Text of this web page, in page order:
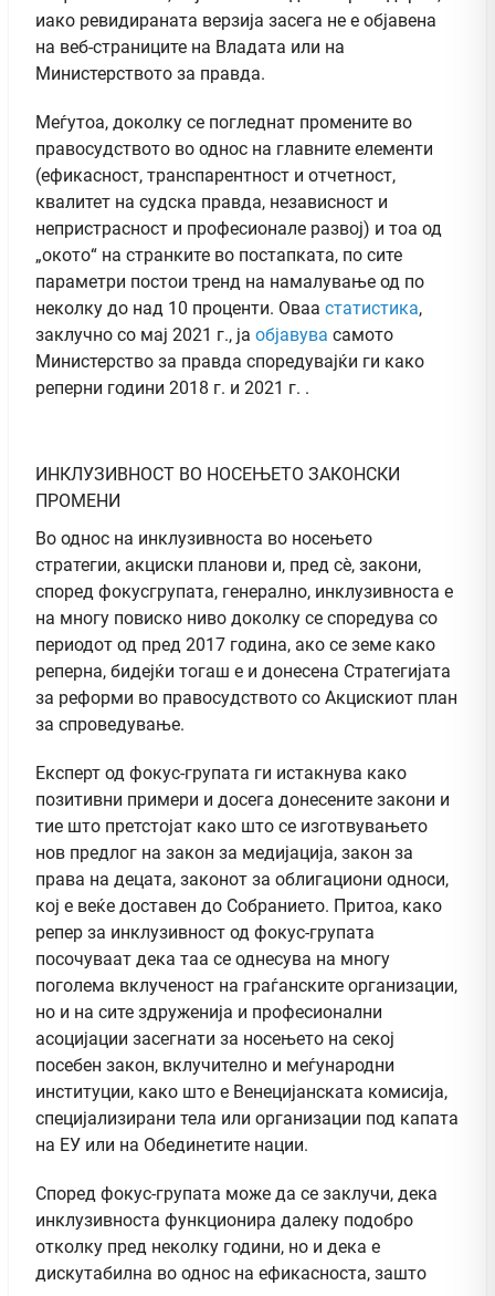
иако ревидираната верзија засега не е објавена
на веб-страниците на Владата или на
Министерството за правда.
Меѓутоа, доколку се погледнат промените во
правосудството во однос на главните елементи
(ефикасност, транспарентност и отчетност,
квалитет на судска правда, независност и
непристрасност и професионале развој) и тоа од
„окото“ на странките во постапката, по сите
параметри постои тренд на намалување од по
неколку до над 10 проценти. Оваа статистика,
заклучно со мај 2021 г., ја објавува самото
Министерство за правда споредувајќи ги како
реперни години 2018 г. и 2021 г. .
ИНКЛУЗИВНОСТ ВО НОСЕЊЕТО ЗАКОНСКИ
ПРОМЕНИ
Во однос на инклузивноста во носењето
стратегии, акциски планови и, пред сѐ, закони,
според фокусгрупата, генерално, инклузивноста е
на многу повиско ниво доколку се споредува со
периодот од пред 2017 година, ако се земе како
реперна, бидејќи тогаш е и донесена Стратегијата
за реформи во правосудството со Акцискиот план
за спроведување.
Експерт од фокус-групата ги истакнува како
позитивни примери и досега донесените закони и
тие што претстојат како што се изготвувањето
нов предлог на закон за медијација, закон за
права на децата, законот за облигациони односи,
кој е веќе доставен до Собранието. Притоа, како
репер за инклузивност од фокус-групата
посочуваат дека таа се однесува на многу
поголема вклученост на граѓанските организации,
но и на сите здруженија и професионални
асоцијации засегнати за носењето на секој
посебен закон, вклучително и меѓународни
институции, како што е Венецијанската комисија,
специјализирани тела или организации под капата
на ЕУ или на Обединетите нации.
Според фокус-групата може да се заклучи, дека
инклузивноста функционира далеку подобро
отколку пред неколку години, но и дека е
дискутабилна во однос на ефикасноста, зашто